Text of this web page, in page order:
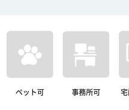
ペット可 事務所可 宅